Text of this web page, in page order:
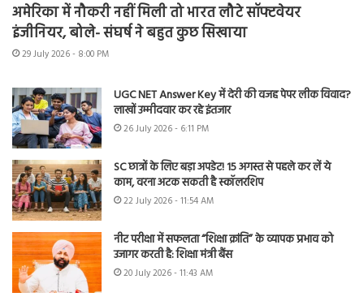
अमेरिका में नौकरी नहीं मिली तो भारत लौटे सॉफ्टवेयर
इंजीनियर, बोले- संघर्ष ने बहुत कुछ सिखाया
29 July 2026 - 8:00 PM
UGC NET Answer Key में देरी की वजह पेपर लीक विवाद?
लाखों उम्मीदवार कर रहे इंतजार
26 July 2026 - 6:11 PM
SC छात्रों के लिए बड़ा अपडेट! 15 अगस्त से पहले कर लें ये
काम, वरना अटक सकती है स्कॉलरशिप
22 July 2026 - 11:54 AM
नीट परीक्षा में सफलता “शिक्षा क्रांति” के व्यापक प्रभाव को
उजागर करती है: शिक्षा मंत्री बैंस
20 July 2026 - 11:43 AM